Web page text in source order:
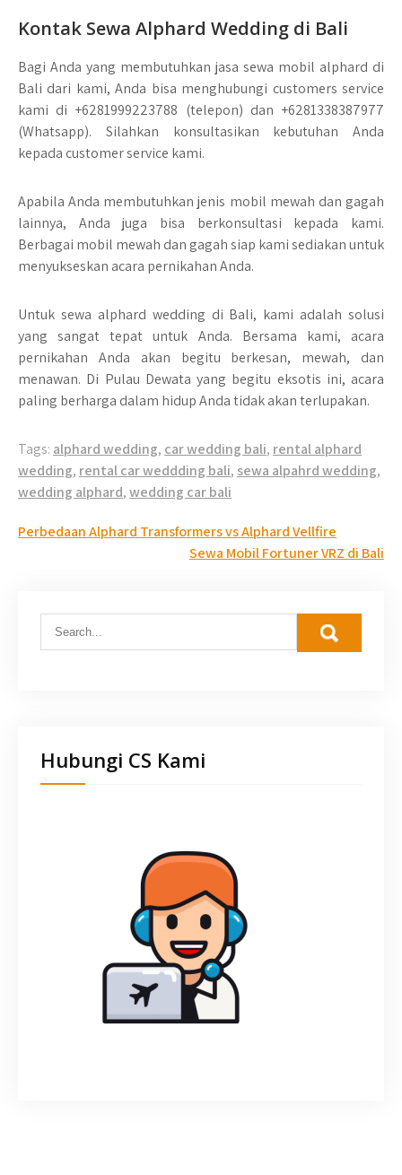
Kontak Sewa Alphard Wedding di Bali
Bagi Anda yang membutuhkan jasa sewa mobil alphard di
Bali dari kami, Anda bisa menghubungi customers service
kami di +6281999223788 (telepon) dan +6281338387977
(Whatsapp). Silahkan konsultasikan kebutuhan Anda
kepada customer service kami.
Apabila Anda membutuhkan jenis mobil mewah dan gagah
lainnya, Anda juga bisa berkonsultasi kepada kami.
Berbagai mobil mewah dan gagah siap kami sediakan untuk
menyukseskan acara pernikahan Anda.
Untuk sewa alphard wedding di Bali, kami adalah solusi
yang sangat tepat untuk Anda. Bersama kami, acara
pernikahan Anda akan begitu berkesan, mewah, dan
menawan. Di Pulau Dewata yang begitu eksotis ini, acara
paling berharga dalam hidup Anda tidak akan terlupakan.
Tags: alphard wedding, car wedding bali, rental alphard
wedding, rental car weddding bali, sewa alpahrd wedding,
wedding alphard,wedding car bali
Post
Perbedaan Alphard Transformers vs Alphard Vellfire
Sewa Mobil Fortuner VRZ di Bali
Hubungi CS Kami